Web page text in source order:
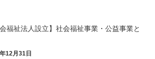
会福祉法人設立】社会福祉事業・公益事業と
12月31日